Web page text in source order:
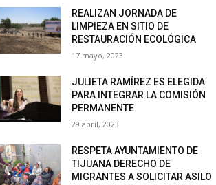
REALIZAN JORNADA DE
LIMPIEZA EN SITIO DE
RESTAURACIÓN ECOLÓGICA
17 mayo, 2023
JULIETA RAMÍREZ ES ELEGIDA
PARA INTEGRAR LA COMISIÓN
PERMANENTE
29 abril, 2023
RESPETA AYUNTAMIENTO DE
TIJUANA DERECHO DE
MIGRANTES A SOLICITAR ASILO